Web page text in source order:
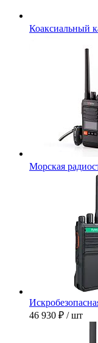
Коаксиальный
Морская
46 930 ₽ / шт